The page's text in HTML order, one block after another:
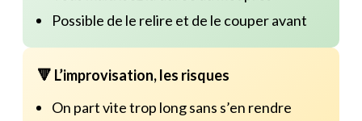
Possible de le relire et de le couper avant
🔻 L’improvisation, les risques
On part vite trop long sans s’en rendre